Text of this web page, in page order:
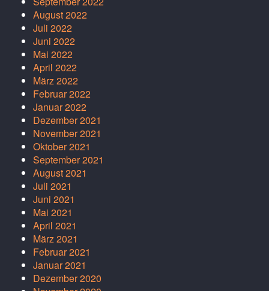
August 2022
Juli 2022
Juni 2022
Mai 2022
April 2022
März 2022
Februar 2022
Januar 2022
Dezember 2021
November 2021
Oktober 2021
September 2021
August 2021
Juli 2021
Juni 2021
Mai 2021
April 2021
März 2021
Februar 2021
Januar 2021
Dezember 2020